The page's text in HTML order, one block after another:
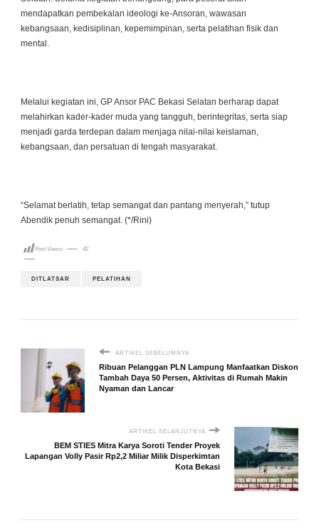
mendapatkan pembekalan ideologi ke-Ansoran, wawasan
kebangsaan, kedisiplinan, kepemimpinan, serta pelatihan fisik dan
mental.
Melalui kegiatan ini, GP Ansor PAC Bekasi Selatan berharap dapat
melahirkan kader-kader muda yang tangguh, berintegritas, serta siap
menjadi garda terdepan dalam menjaga nilai-nilai keislaman,
kebangsaan, dan persatuan di tengah masyarakat.
“Selamat berlatih, tetap semangat dan pantang menyerah,” tutup
Abendik penuh semangat. (*/Rini)
Post Views: 42
DITLATSAR PELATIHAN
ARTIKEL SEBELUMNYA
Ribuan Pelanggan PLN Lampung Manfaatkan Diskon
Tambah Daya 50 Persen, Aktivitas di Rumah Makin
Nyaman dan Lancar
ARTIKEL SELANJUTNYA
BEM STIES Mitra Karya Soroti Tender Proyek
Lapangan Volly Pasir Rp2,2 Miliar Milik Disperkimtan
Kota Bekasi